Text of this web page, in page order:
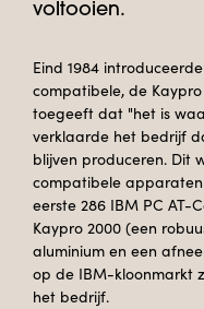
voltooien.
Eind 1984
compatibele, de
toegeeft dat "het is
verklaarde het bedrijf
blijven produceren. Dit
compatibele
eerste 286 IBM PC AT-
Kaypro 2000 (een
aluminium en een
op de IBM-kloonmarkt
het bedrijf.